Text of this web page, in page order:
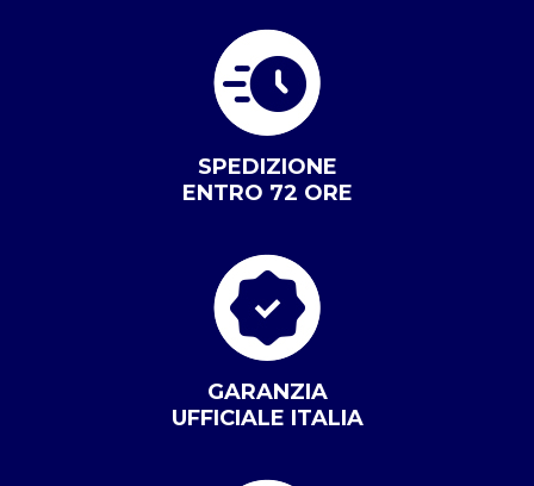
SPEDIZIONE
ENTRO 72 ORE
GARANZIA
UFFICIALE ITALIA